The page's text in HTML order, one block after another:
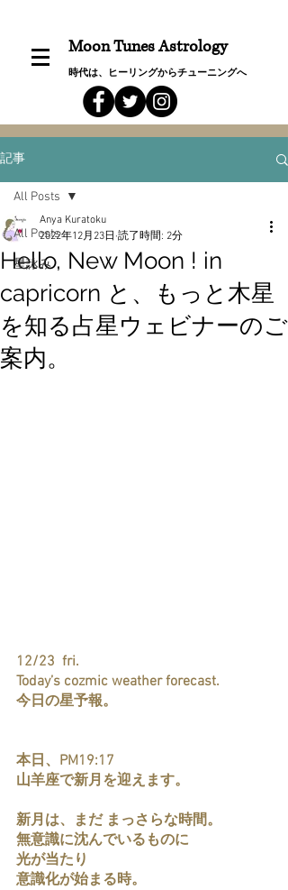
Moon Tunes Astrology
時代は、ヒーリングからチューニングへ
記事
All Posts
星詠み
All Posts
Hello, New Moon ! in
capricorn と、もっと木星
を知る占星ウェビナーのご
案内。
Anya Kuratoku
2022年12月23日 読了時間: 2分
12/23  fri.
Today’s cozmic weather forecast.
今日の星予報。
本日、PM19:17
山羊座で新月を迎えます。
新月は、まだ まっさらな時間。
無意識に沈んでいるものに
光が当たり
意識化が始まる時。